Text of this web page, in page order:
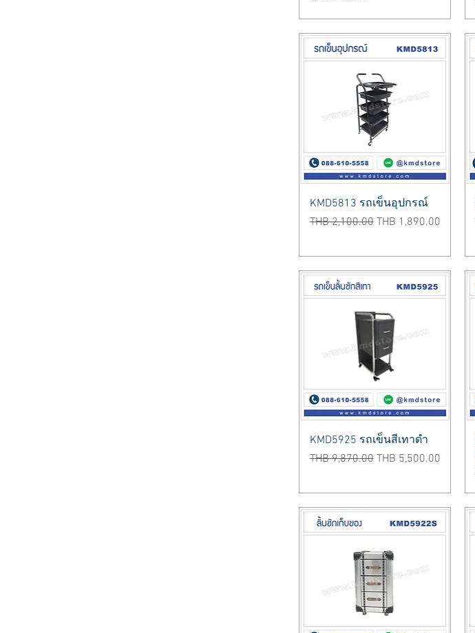
Quick View
KMD5813 รถเข็นอุปกรณ์
Regular Price
THB 2,100.00 Sale Price
THB 1,890.00
Quick View
KMD5925 รถเข็นสีเทาดำ
Regular Price
THB 9,870.00 Sale Price
THB 5,500.00